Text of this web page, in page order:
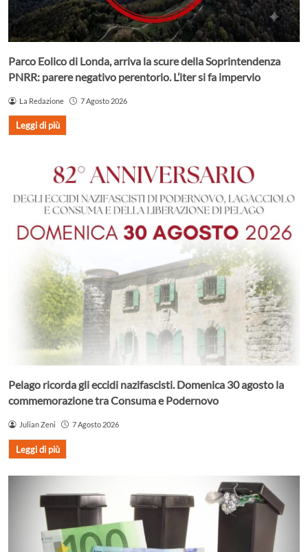
Parco Eolico di Londa, arriva la scure della Soprintendenza
PNRR: parere negativo perentorio. L’iter si fa impervio
La Redazione 7 Agosto 2026
Leggi di più
Pelago ricorda gli eccidi nazifascisti. Domenica 30 agosto la
commemorazione tra Consuma e Podernovo
Julian Zeni 7 Agosto 2026
Leggi di più